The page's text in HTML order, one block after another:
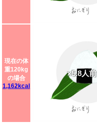
現在の体
重120kg
の場合
1,162kcal
×5.8人前